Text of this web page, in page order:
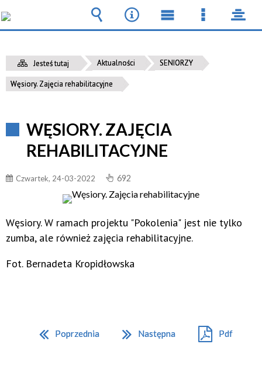
Jesteś tutaj Aktualności SENIORZY
Węsiory. Zajęcia rehabilitacyjne
WĘSIORY. ZAJĘCIA
REHABILITACYJNE
Czwartek, 24-03-2022 692
Węsiory. W ramach projektu "Pokolenia" jest nie tylko
zumba, ale również zajęcia rehabilitacyjne.
Fot. Bernadeta Kropidłowska
Poprzednia Następna Pdf
Wyszukiwarka
Narzędzia
MenuMenu